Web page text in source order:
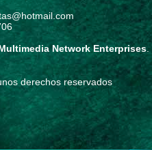
Network Enterprises
derechos reservados